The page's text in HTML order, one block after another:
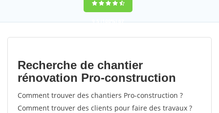
9,5(100%)67
votes
Recherche de chantier
rénovation Pro-construction
Comment trouver des chantiers Pro-construction ?
Comment trouver des clients pour faire des travaux ?